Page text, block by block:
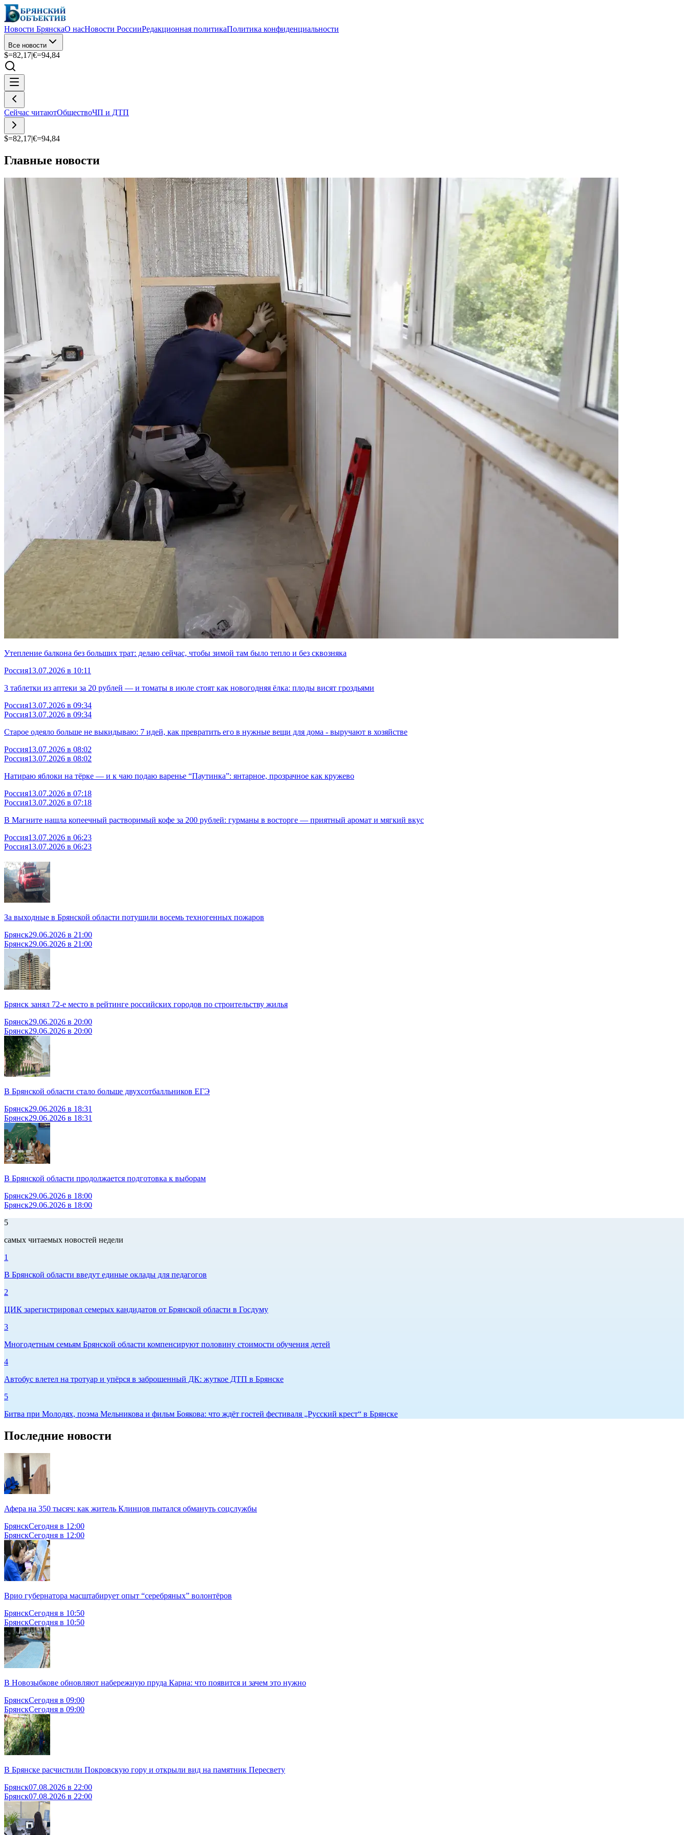
Новости БрянскаО насНовости РоссииРедакционная политикаПолитика конфиденциальности
Все новости
$=82,17|€=94,84
Сейчас читаютОбществоЧП и ДТП
$=82,17|€=94,84
Главные новости
Утепление балкона без больших трат: делаю сейчас, чтобы зимой там было тепло и без сквозняка
Россия13.07.2026 в 10:11
3 таблетки из аптеки за 20 рублей — и томаты в июле стоят как новогодняя ёлка: плоды висят гроздьями
Россия13.07.2026 в 09:34
Россия13.07.2026 в 09:34
Старое одеяло больше не выкидываю: 7 идей, как превратить его в нужные вещи для дома - выручают в хозяйстве
Россия13.07.2026 в 08:02
Россия13.07.2026 в 08:02
Натираю яблоки на тёрке — и к чаю подаю варенье “Паутинка”: янтарное, прозрачное как кружево
Россия13.07.2026 в 07:18
Россия13.07.2026 в 07:18
В Магните нашла копеечный растворимый кофе за 200 рублей: гурманы в восторге — приятный аромат и мягкий вкус
Россия13.07.2026 в 06:23
Россия13.07.2026 в 06:23
За выходные в Брянской области потушили восемь техногенных пожаров
Брянск29.06.2026 в 21:00
Брянск29.06.2026 в 21:00
Брянск занял 72-е место в рейтинге российских городов по строительству жилья
Брянск29.06.2026 в 20:00
Брянск29.06.2026 в 20:00
В Брянской области стало больше двухсотбалльников ЕГЭ
Брянск29.06.2026 в 18:31
Брянск29.06.2026 в 18:31
В Брянской области продолжается подготовка к выборам
Брянск29.06.2026 в 18:00
Брянск29.06.2026 в 18:00
5
самых читаемых новостей недели
1
В Брянской области введут единые оклады для педагогов
2
ЦИК зарегистрировал семерых кандидатов от Брянской области в Госдуму
3
Многодетным семьям Брянской области компенсируют половину стоимости обучения детей
4
Автобус влетел на тротуар и упёрся в заброшенный ДК: жуткое ДТП в Брянске
5
Битва при Молодях, поэма Мельникова и фильм Боякова: что ждёт гостей фестиваля „Русский крест“ в Брянске
Последние новости
Афера на 350 тысяч: как житель Клинцов пытался обмануть соцслужбы
БрянскСегодня в 12:00
БрянскСегодня в 12:00
Врио губернатора масштабирует опыт “серебряных” волонтёров
БрянскСегодня в 10:50
БрянскСегодня в 10:50
В Новозыбкове обновляют набережную пруда Карна: что появится и зачем это нужно
БрянскСегодня в 09:00
БрянскСегодня в 09:00
В Брянске расчистили Покровскую гору и открыли вид на памятник Пересвету
Брянск07.08.2026 в 22:00
Брянск07.08.2026 в 22:00